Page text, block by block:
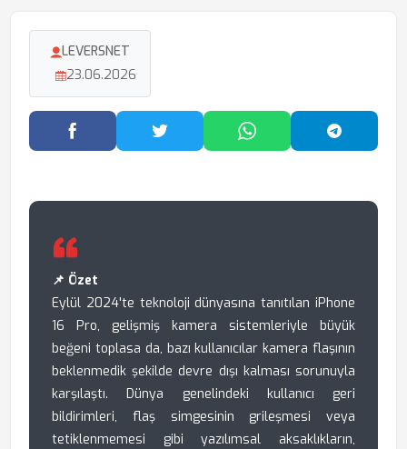
LEVERSNET
23.06.2026
Facebook'ta PaylaşTwitter'da PaylaşWhatsApp'ta Paylaş
📌 Özet
Eylül 2024'te teknoloji dünyasına tanıtılan iPhone
16 Pro, gelişmiş kamera sistemleriyle büyük
beğeni toplasa da, bazı kullanıcılar kamera flaşının
beklenmedik şekilde devre dışı kalması sorunuyla
karşılaştı. Dünya genelindeki kullanıcı geri
bildirimleri, flaş simgesinin grileşmesi veya
tetiklenmemesi gibi yazılımsal aksaklıkların,